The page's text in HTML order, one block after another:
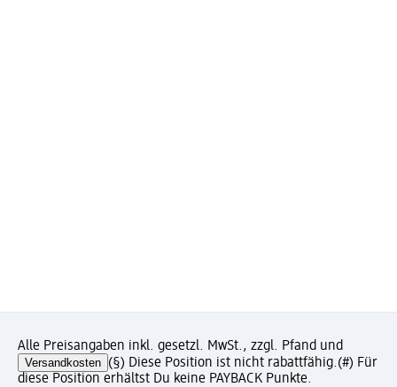
Alle Preisangaben inkl. gesetzl. MwSt., zzgl. Pfand und
Versandkosten (§) Diese Position ist nicht rabattfähig.(#) Für
diese Position erhältst Du keine PAYBACK Punkte.